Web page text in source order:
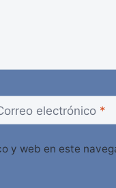
electrónico *
y web en este